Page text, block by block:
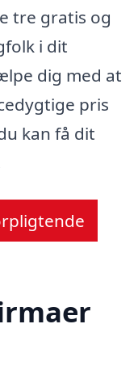
tre gratis og
i dit
dig med at
pris
kan få dit